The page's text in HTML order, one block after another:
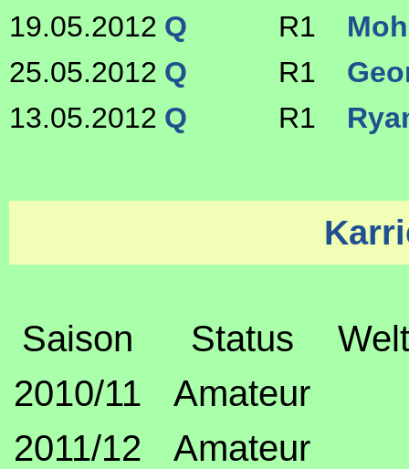
19.05.2012 Q R1
25.05.2012 Q R1
13.05.2012 Q R1
Saison Status
2010/11
Amateur
2011/12
Amateur